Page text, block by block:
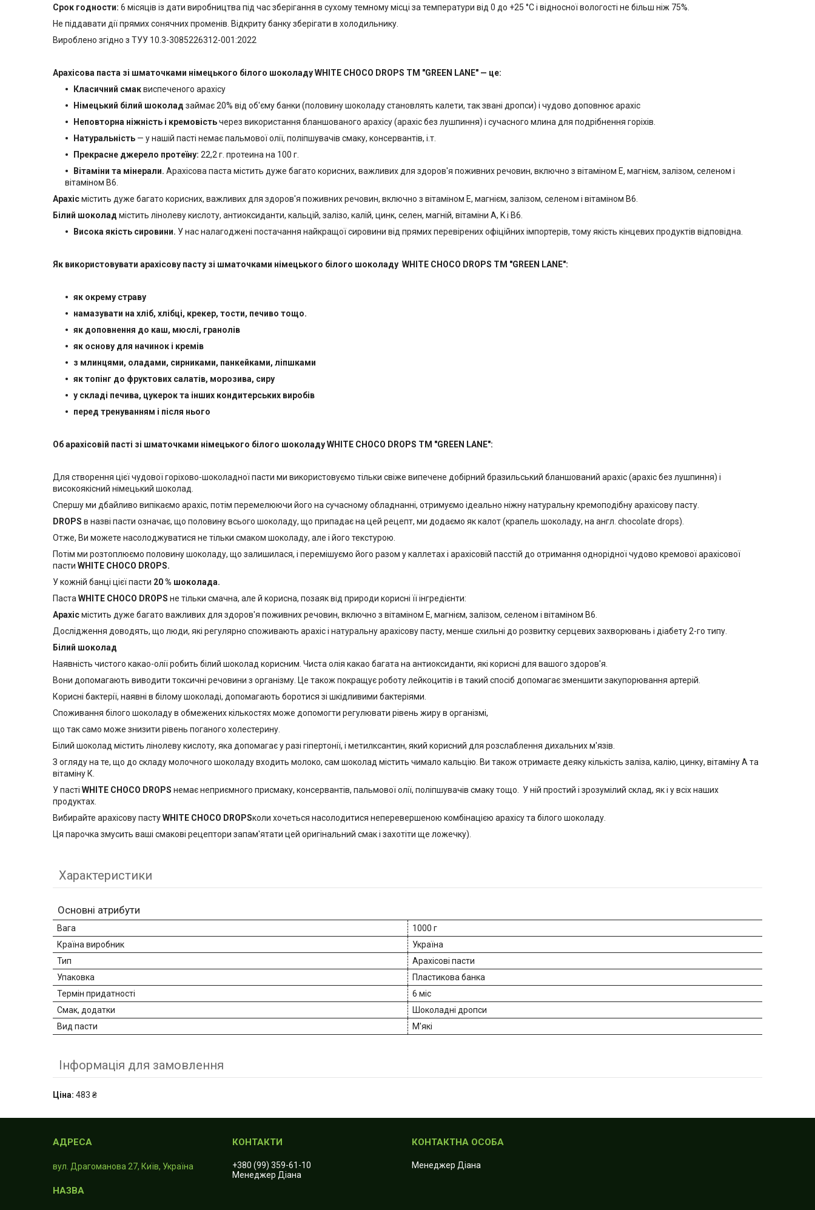
Срок годности: 6 місяців із дати виробництва під час зберігання в сухому темному місці за температури від 0 до +25 °C і відносної вологості не більш ніж 75%.
Не піддавати дії прямих сонячних променів. Відкриту банку зберігати в холодильнику.
Вироблено згідно з ТУУ 10.3-3085226312-001:2022
Арахісова паста зі шматочками німецького білого шоколаду WHITE CHOCO DROPS ТМ "GREEN LANE" — це:
Класичний смаквиспеченого арахісу
Німецький білий шоколад займає 20% від об'єму банки (половину шоколаду становлять калети, так звані дропси) і чудово доповнює арахіс
Неповторна ніжність і кремовістьчерез використання бланшованого арахісу (арахіс без лушпиння) і сучасного млина для подрібнення горіхів.
Натуральність — у нашій пасті немає пальмової олії, поліпшувачів смаку, консервантів, і.т.
Прекрасне джерело протеїну: 22,2 г. протеина на 100 г.
Вітаміни та мінерали. Арахісова паста містить дуже багато корисних, важливих для здоров'я поживних речовин, включно з вітаміном Е, магнієм, залізом, селеном і
вітаміном В6.
Арахісмістить дуже багато корисних, важливих для здоров'я поживних речовин, включно з вітаміном Е, магнієм, залізом, селеном і вітаміном В6.
Білий шоколад містить лінолеву кислоту, антиоксиданти, кальцій, залізо, калій, цинк, селен, магній, вітаміни А, K і B6.
Висока якість сировини. У нас налагоджені постачання найкращої сировини від прямих перевірених офіційних імпортерів, тому якість кінцевих продуктів відповідна.
Як використовувати арахісову пасту зі шматочками німецького білого шоколаду WHITE CHOCO DROPS TM "GREEN LANE":
як окрему страву
намазувати на хліб, хлібці, крекер, тости, печиво тощо.
як доповнення до каш, мюслі, гранолів
як основу для начинок і кремів
з млинцями, оладами, сирниками, панкейками, ліпшками
як топінг до фруктових салатів, морозива, сиру
у складі печива, цукерок та інших кондитерських виробів
перед тренуванням і після нього
Об арахісовій пасті зі шматочками німецького білого шоколаду WHITE CHOCO DROPS ТМ "GREEN LANE":
Для створення цієї чудової горіхово-шоколадної пасти ми використовуємо тільки свіже випечене добірний бразильський бланшований арахіс (арахіс без лушпиння) і
високоякісний німецький шоколад.
Спершу ми дбайливо випікаємо арахіс, потім перемелюючи його на сучасному обладнанні, отримуємо ідеально ніжну натуральну кремоподібну арахісову пасту.
DROPS в назві пасти означає, що половину всього шоколаду, що припадає на цей рецепт, ми додаємо як калот (крапель шоколаду, на англ. chocolate drops).
Отже, Ви можете насолоджуватися не тільки смаком шоколаду, але і його текстурою.
Потім ми розтоплюємо половину шоколаду, що залишилася, і перемішуємо його разом у каллетах і арахісовій пасстій до отримання однорідної чудово кремової арахісової
пасти WHITE CHOCO DROPS.
У кожній банці цієї пасти 20 % шоколада.
ПастаWHITE CHOCO DROPS не тільки смачна, але й корисна, позаяк від природи корисні її інгредієнти:
Арахісмістить дуже багато важливих для здоров'я поживних речовин, включно з вітаміном Е, магнієм, залізом, селеном і вітаміном В6.
Дослідження доводять, що люди, які регулярно споживають арахіс і натуральну арахісову пасту, менше схильні до розвитку серцевих захворювань і діабету 2-го типу.
Білий шоколад
Наявність чистого какао-олії робить білий шоколад корисним. Чиста олія какао багата на антиоксиданти, які корисні для вашого здоров'я.
Вони допомагають виводити токсичні речовини з організму. Це також покращує роботу лейкоцитів і в такий спосіб допомагає зменшити закупорювання артерій.
Корисні бактерії, наявні в білому шоколаді, допомагають боротися зі шкідливими бактеріями.
Споживання білого шоколаду в обмежених кількостях може допомогти регулювати рівень жиру в організмі,
що так само може знизити рівень поганого холестерину.
Білий шоколад містить лінолеву кислоту, яка допомагає у разі гіпертонії, і метилксантин, який корисний для розслаблення дихальних м'язів.
З огляду на те, що до складу молочного шоколаду входить молоко, сам шоколад містить чимало кальцію. Ви також отримаєте деяку кількість заліза, калію, цинку, вітаміну А та
вітаміну К.
У пасті WHITE CHOCO DROPS немає неприємного присмаку, консервантів, пальмової олії, поліпшувачів смаку тощо. У ній простий і зрозумілий склад, як і у всіх наших
продуктах.
Вибирайте арахісову пастуWHITE CHOCO DROPSколи хочеться насолодитися неперевершеною комбінацією арахісу та білого шоколаду.
Ця парочка змусить ваші смакові рецептори запам'ятати цей оригінальний смак і захотіти ще ложечку).
Характеристики
Основні атрибути
Вага
1000 г
Країна виробник
Україна
Тип
Арахісові пасти
Упаковка
Пластикова банка
Термін придатності
6 міс
Смак, додатки
Шоколадні дропси
Вид пасти
М'які
Інформація для замовлення
Ціна: 483 ₴
вул. Драгоманова 27, Київ, Україна
+380 (99) 359-61-10
Менеджер Діана
Менеджер Діана